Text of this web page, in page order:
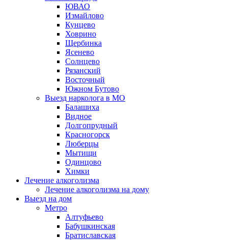
ЮВАО
Измайлово
Кунцево
Ховрино
Щербинка
Ясенево
Солнцево
Рязанский
Восточный
Южном Бутово
Выезд нарколога в МО
Балашиха
Видное
Долгопрудный
Красногорск
Люберцы
Мытищи
Одинцово
Химки
Лечение алкоголизма
Лечение алкоголизма на дому
Выезд на дом
Метро
Алтуфьево
Бабушкинская
Братиславская